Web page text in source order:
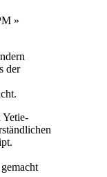
»
der
Yetie-